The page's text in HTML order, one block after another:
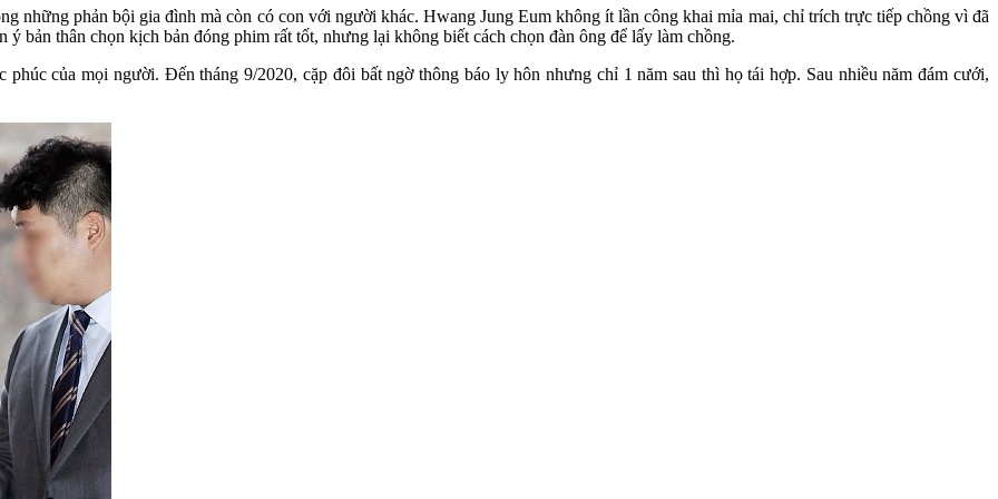
những phản bội gia đình mà còn có con với người khác. Hwang Jung Eum không ít lần công khai mỉa mai, chỉ trích trực tiếp chồng vì đã
bản thân chọn kịch bản đóng phim rất tốt, nhưng lại không biết cách chọn đàn ông để lấy làm chồng.
của mọi người. Đến tháng 9/2020, cặp đôi bất ngờ thông báo ly hôn nhưng chỉ 1 năm sau thì họ tái hợp. Sau nhiều năm đám cưới,